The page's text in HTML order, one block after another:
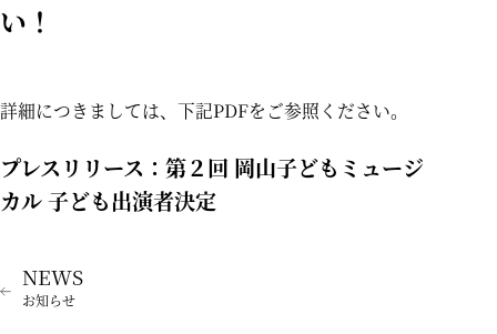
い！
詳細につきましては、下記PDFをご参照ください。
プレスリリース： 第２回 岡山子どもミュージ
カル 子ども出演者決定
お知らせ